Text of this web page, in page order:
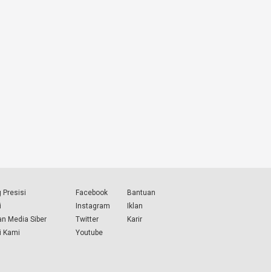
Presisi
Media Siber
Kami
Facebook
Instagram
Twitter
Youtube
Bantuan
Iklan
Karir